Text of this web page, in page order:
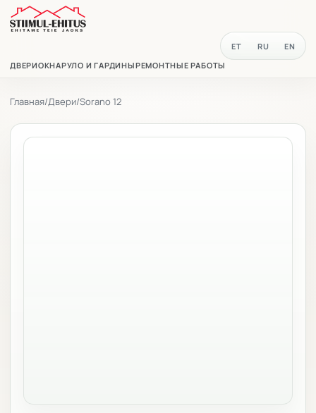
ДВЕРИОКНАРУЛО И ГАРДИНЫРЕМОНТНЫЕ РАБОТЫ
ET RU EN
Главная/Двери/Sorano 12